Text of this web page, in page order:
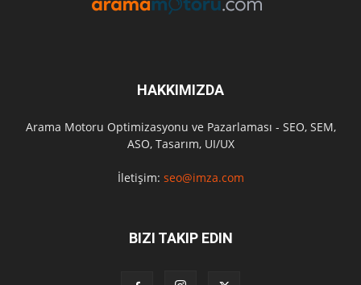
HAKKIMIZDA
Arama Motoru Optimizasyonu ve Pazarlaması - SEO, SEM,
ASO, Tasarım, UI/UX
İletişim: seo@imza.com
BIZI TAKIP EDIN